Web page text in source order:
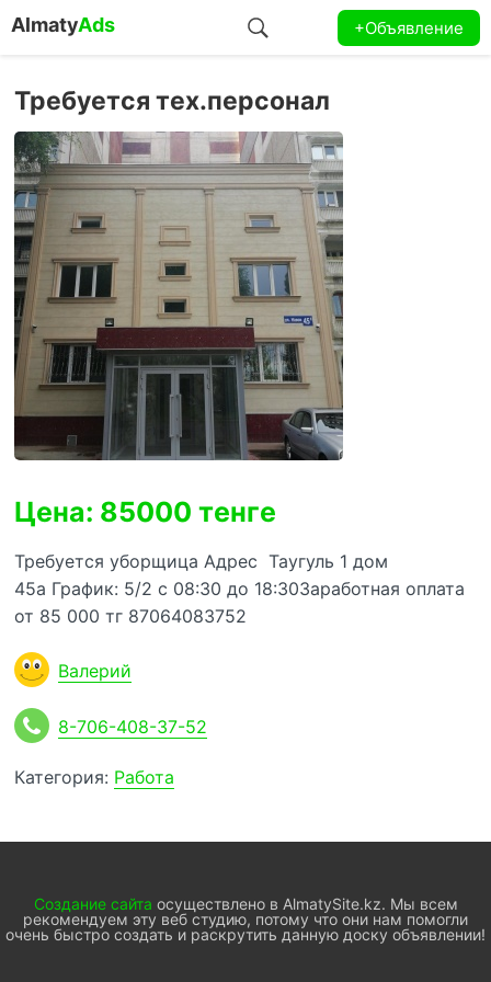
AlmatyAds +Объявление
Требуется тех.персонал
Цена: 85000 тенге
Требуется уборщица Адрес Таугуль 1 дом
45а График: 5/2 с 08:30 до 18:30Заработная оплата
от 85 000 тг 87064083752
Валерий
8-706-408-37-52
Категория: Работа
Создание сайта осуществлено в AlmatySite.kz. Мы всем
рекомендуем эту веб студию, потому что они нам помогли
очень быстро создать и раскрутить данную доску объявлении!